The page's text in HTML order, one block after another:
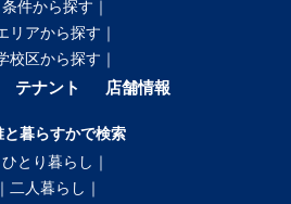
条件から探す｜
リアから探す｜
校区から探す｜
テナント 店舗情報
暮らすかで検索
ひとり暮らし｜
｜二人暮らし｜